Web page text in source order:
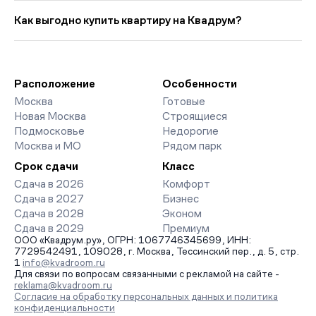
23 307 руб. выше прошлого месяца.
в 2026 году», вы найдете проекты от эконом- до премиум-
класса. На страницах ЖК доступны отзывы жильцов о
качестве строительства, интерактивный генплан корпусов,
Как выгодно купить квартиру на Квадрум?
организует просмотр и поможет одобрить ипотеку по
минимальной ставке. Чтобы зафиксировать цену, оставьте
заявку на обратный звонок.
Расположение
Москва
Новая Москва
Подмосковье
Москва и МО
Особенности
Готовые
Строящиеся
Недорогие
Рядом парк
Срок сдачи
Сдача в 2026
Сдача в 2027
Сдача в 2028
Сдача в 2029
Класс
Комфорт
Бизнес
Эконом
Премиум
ООО «Квадрум.ру», ОГРН: 1067746345699, ИНН:
7729542491, 109028, г. Москва, Тессинский пер., д. 5, стр.
1 info@kvadroom.ru
Для связи по вопросам связанными с рекламой на сайте -
reklama@kvadroom.ru
Согласие на обработку персональных данных и политика
конфиденциальности